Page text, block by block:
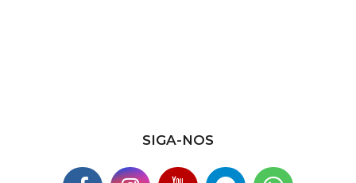
SIGA-NOS